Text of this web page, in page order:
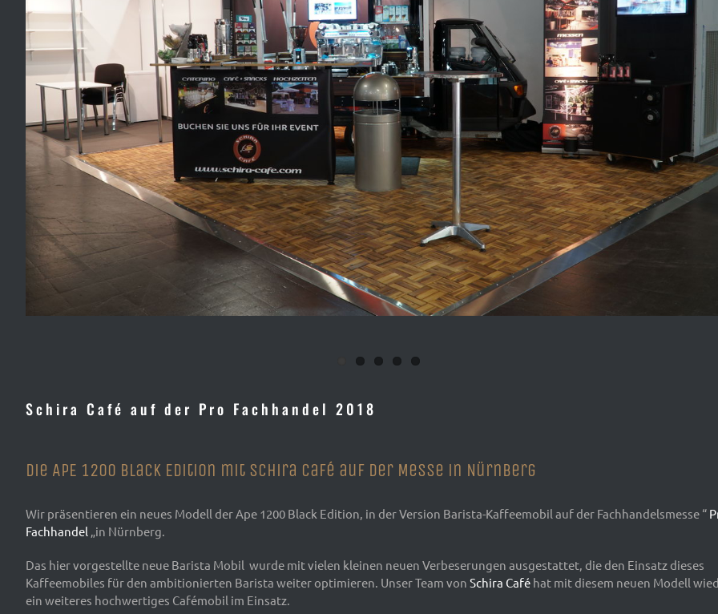
Schira Café auf der Pro Fachhandel 2018
Die APE 1200 Black Edition mit Schira Café auf der Messe in Nürnberg
Wir präsentieren ein neues Modell der Ape 1200 Black Edition, in der Version Barista-Kaffeemobil auf der Fachhandelsmesse “
Fachhandel „in Nürnberg.
Das hier vorgestellte neue Barista Mobil wurde mit vielen kleinen neuen Verbeserungen ausgestattet, die den Einsatz dieses
Kaffeemobiles für den ambitionierten Barista weiter optimieren. Unser Team von Schira Café hat mit diesem neuen Modell
ein weiteres hochwertiges Cafémobil im Einsatz.